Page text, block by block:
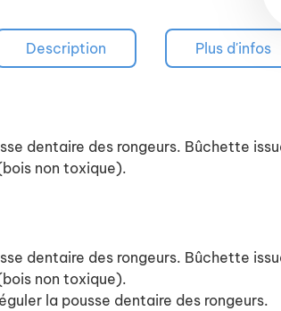
Description Plus d'infos
dentaire des rongeurs. Bûchette
non toxique).
dentaire des rongeurs. Bûchette
non toxique).
la pousse dentaire des rongeurs.